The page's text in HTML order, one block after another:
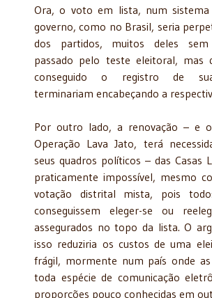
Ora, o voto em lista, num sistema
governo, como no Brasil, seria
dos partidos, muitos deles
passado pelo teste eleitoral, mas
conseguido o registro de sua
terminariam encabeçando a
Por outro lado, a renovação – e
Operação Lava Jato, terá
seus quadros políticos – das Casas
praticamente impossível, mesmo
votação distrital mista, pois
conseguissem eleger-se ou
assegurados no topo da lista. O
isso reduziria os custos de uma
frágil, mormente num país onde as
toda espécie de comunicação
proporções pouco conhecidas em